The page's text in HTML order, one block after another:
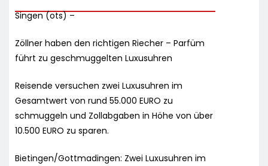
Singen (ots) –
Zöllner haben den richtigen Riecher – Parfüm
führt zu geschmuggelten Luxusuhren
Reisende versuchen zwei Luxusuhren im
Gesamtwert von rund 55.000 EURO zu
schmuggeln und Zollabgaben in Höhe von über
10.500 EURO zu sparen.
Bietingen/Gottmadingen: Zwei Luxusuhren im